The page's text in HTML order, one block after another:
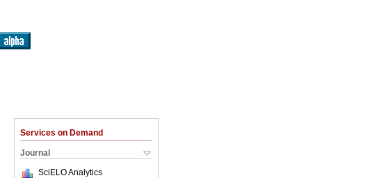
Services on Demand
Journal
SciELO Analytics